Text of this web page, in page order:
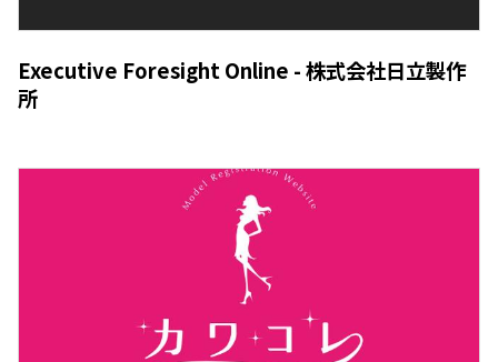
Executive Foresight Online - 株式会社日立製作
所